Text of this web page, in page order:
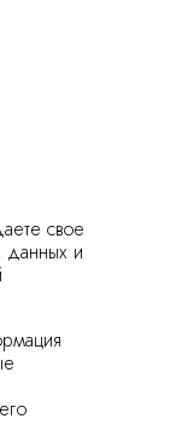
свое
данных и